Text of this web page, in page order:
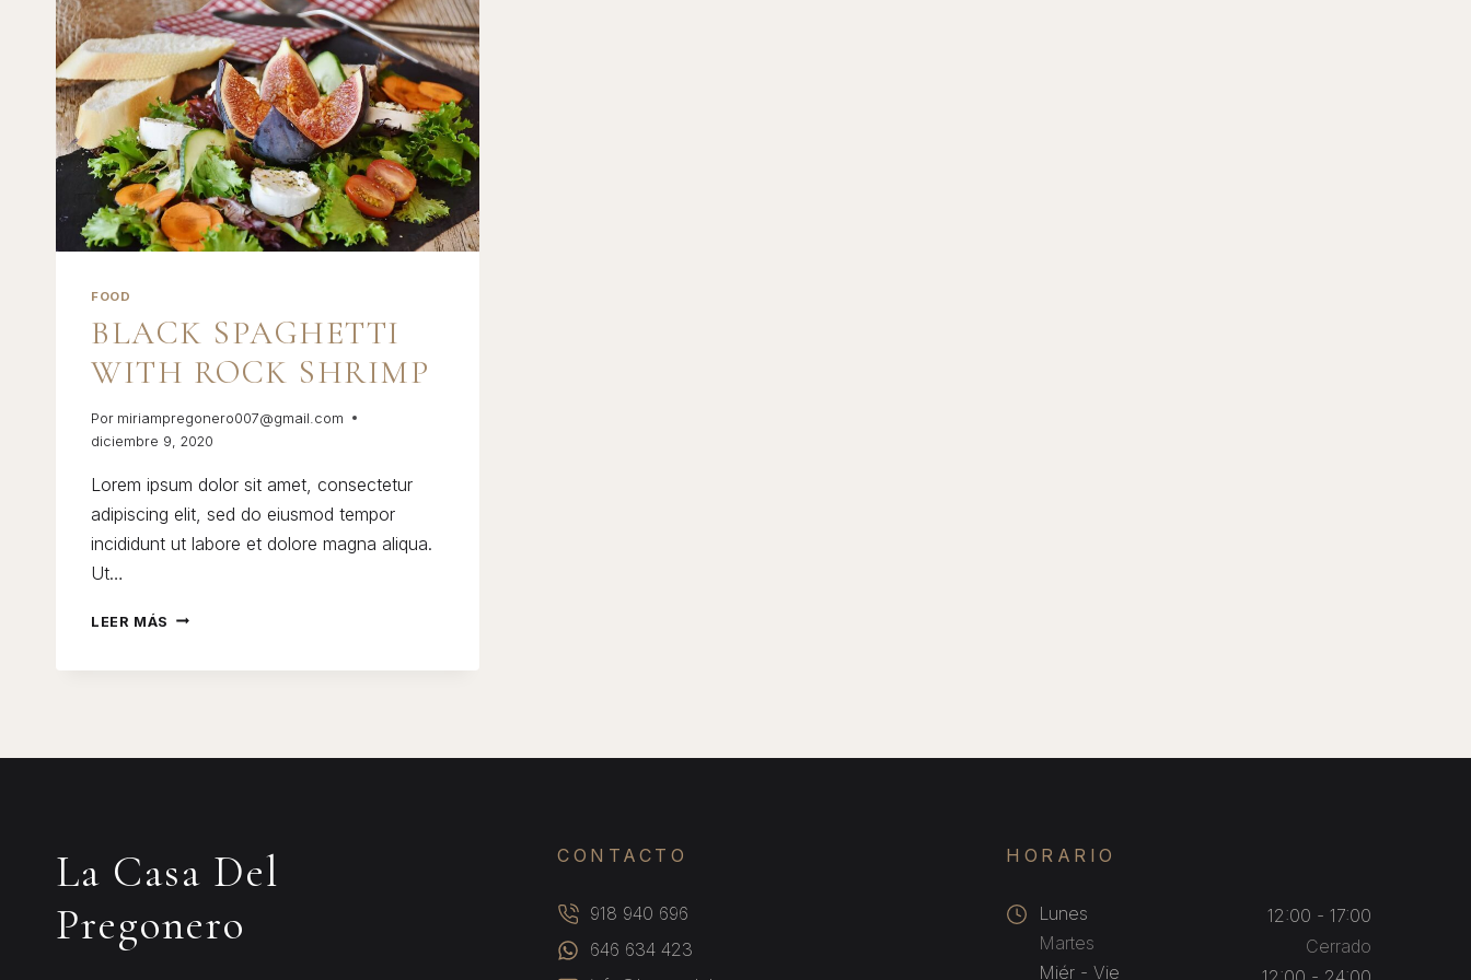
FOOD
BLACK SPAGHETTI
WITH ROCK SHRIMP
Por miriampregonero007@gmail.com
diciembre 9, 2020
Lorem ipsum dolor sit amet, consectetur
adipiscing elit, sed do eiusmod tempor
incididunt ut labore et dolore magna aliqua.
Ut…
LEER MÁS BLACK
La Casa Del
Pregonero
CONTACTO
918 940 696
646 634 423
HORARIO
Lunes
Martes
Miér - Vie
12:00 - 17:00
Cerrado